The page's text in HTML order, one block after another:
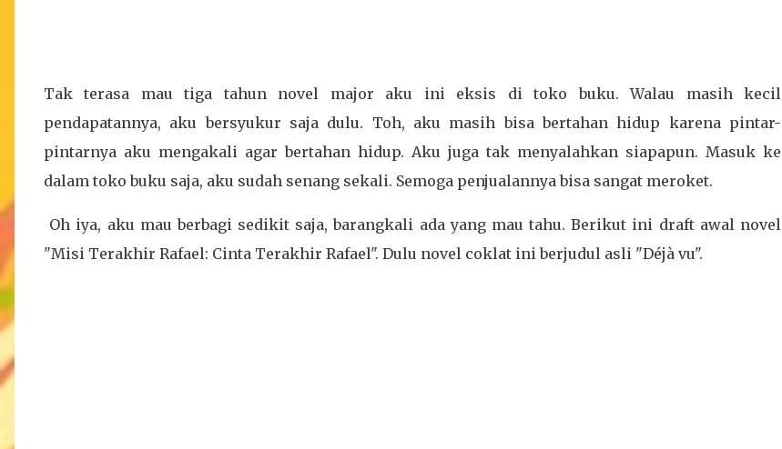
Tak terasa mau tiga tahun novel major aku ini eksis di toko buku. Walau masih kecil
pendapatannya, aku bersyukur saja dulu. Toh, aku masih bisa bertahan hidup karena pintar-
pintarnya aku mengakali agar bertahan hidup. Aku juga tak menyalahkan siapapun. Masuk ke
dalam toko buku saja, aku sudah senang sekali. Semoga penjualannya bisa sangat meroket.
Oh iya, aku mau berbagi sedikit saja, barangkali ada yang mau tahu. Berikut ini draft awal novel
"Misi Terakhir Rafael: Cinta Terakhir Rafael". Dulu novel coklat ini berjudul asli "Déjà vu".